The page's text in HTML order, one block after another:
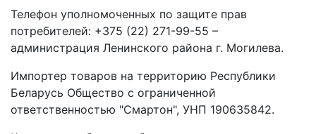
Телефон уполномоченных по защите прав
потребителей: +375 (22) 271-99-55 –
администрация Ленинского района г. Могилева.
Импортер товаров на территорию Республики
Беларусь Общество с ограниченной
ответственностью "Смартон", УНП 190635842.